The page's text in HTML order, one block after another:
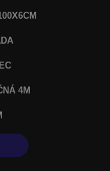
4M